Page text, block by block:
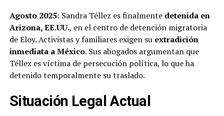
Agosto 2025: Sandra Téllez es finalmente detenida en
Arizona, EE.UU., en el centro de detención migratoria
de Eloy. Activistas y familiares exigen su extradición
inmediata a México. Sus abogados argumentan que
Téllez es víctima de persecución política, lo que ha
detenido temporalmente su traslado.
Situación Legal Actual